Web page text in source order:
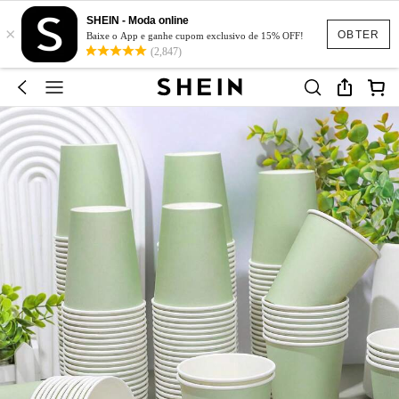
OBTER
×
SHEIN - Moda online
Baixe o App e ganhe cupom exclusivo de 15% OFF!
(2,847)